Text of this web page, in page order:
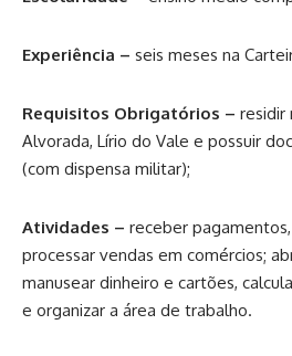
Experiência – seis meses na
Requisitos Obrigatórios – residir
Alvorada, Lírio do Vale e possuir
(com dispensa militar);
Atividades – receber
processar vendas em comércios;
manusear dinheiro e cartões,
e organizar a área de trabalho.